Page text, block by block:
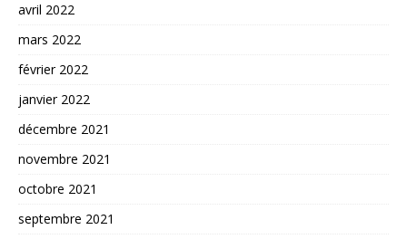
avril 2022
mars 2022
février 2022
janvier 2022
décembre 2021
novembre 2021
octobre 2021
septembre 2021